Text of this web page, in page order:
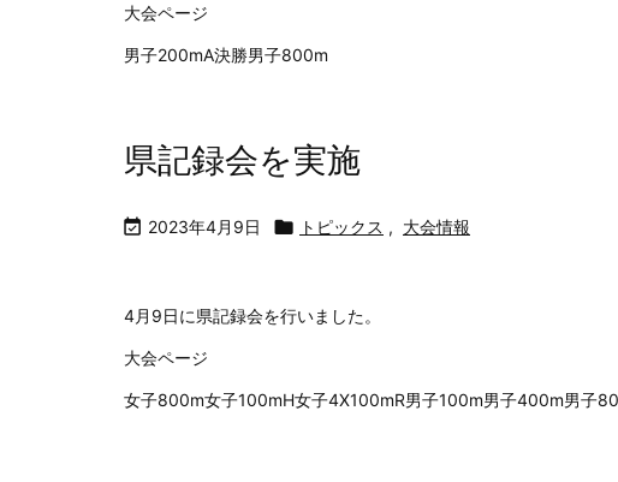
大会ページ
男子200mA決勝男子800m
県記録会を実施
 2023年4月9日  トピックス , 大会情報
4月9日に県記録会を行いました。
大会ページ
女子800m女子100mH女子4X100mR男子100m男子400m男子